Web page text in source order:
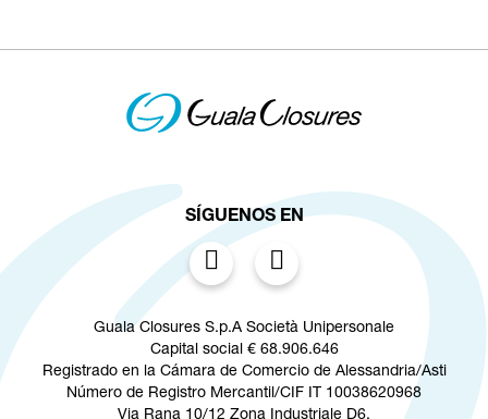
SÍGUENOS EN
Guala Closures S.p.A Società Unipersonale
Capital social € 68.906.646
Registrado en la Cámara de Comercio de Alessandria/Asti
Número de Registro Mercantil/CIF IT 10038620968
Via Rana 10/12 Zona Industriale D6,